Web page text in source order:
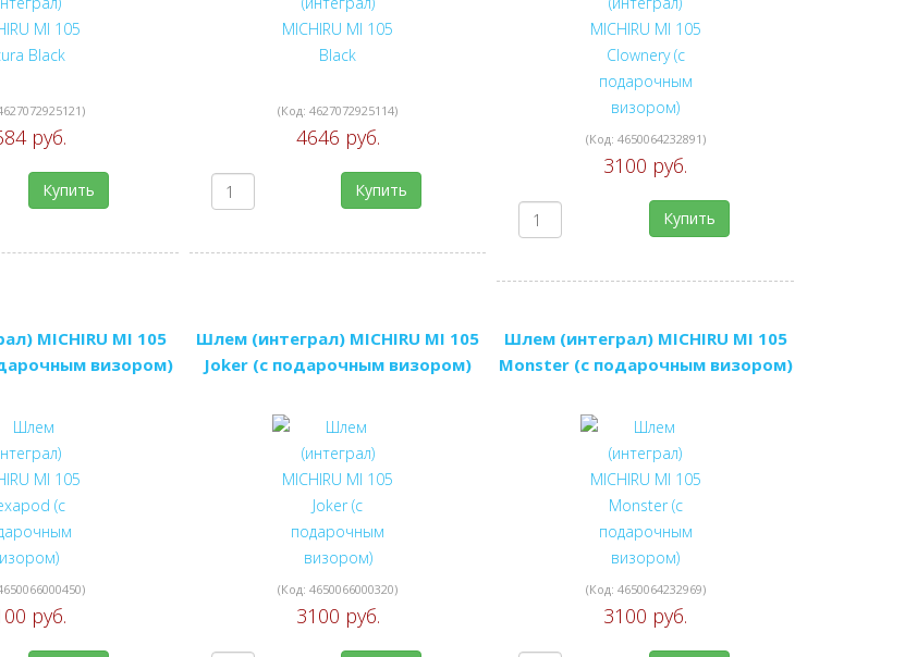
)
руб.
Купить
(Код:4627072925114)
4646 руб.
Купить
(Код: 4650064232891)
3100 руб.
Купить
MICHIRU MI 105
визором)
)
руб.
Шлем (интеграл) MICHIRU MI 105
Joker (с подарочным визором)
(Код:4650066000320)
3100 руб.
Шлем (интеграл) MICHIRU MI 105
Monster (с подарочным визором)
(Код: 4650064232969)
3100 руб.